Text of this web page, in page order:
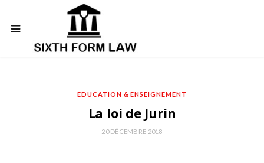
EDUCATION & ENSEIGNEMENT
La loi de Jurin
20 DÉCEMBRE 2018